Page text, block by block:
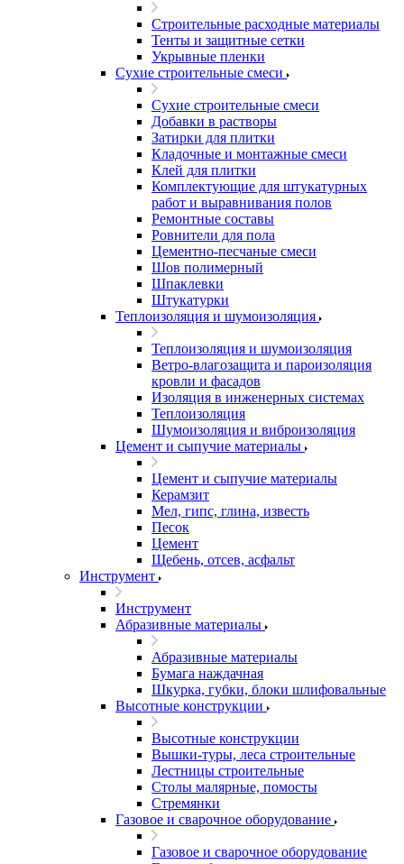
Строительные расходные материалы
Тенты и защитные сетки
Укрывные пленки
Сухие строительные смеси
Сухие строительные смеси
Добавки в растворы
Затирки для плитки
Кладочные и монтажные смеси
Клей для плитки
Комплектующие для штукатурных
работ и выравнивания полов
Ремонтные составы
Ровнители для пола
Цементно-песчаные смеси
Шов полимерный
Шпаклевки
Штукатурки
Теплоизоляция и шумоизоляция
Теплоизоляция и шумоизоляция
Ветро-влагозащита и пароизоляция
кровли и фасадов
Изоляция в инженерных системах
Теплоизоляция
Шумоизоляция и виброизоляция
Цемент и сыпучие материалы
Цемент и сыпучие материалы
Керамзит
Мел, гипс, глина, известь
Песок
Цемент
Щебень, отсев, асфальт
Инструмент
Инструмент
Абразивные материалы
Абразивные материалы
Бумага наждачная
Шкурка, губки, блоки шлифовальные
Высотные конструкции
Высотные конструкции
Вышки-туры, леса строительные
Лестницы строительные
Столы малярные, помосты
Стремянки
Газовое и сварочное оборудование
Газовое и сварочное оборудование